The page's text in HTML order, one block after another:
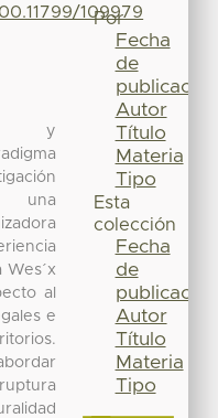
109979
y
una
al
e
Por
Fecha
de
publicación
Autor
Título
Materia
Tipo
Esta
colección
Fecha
de
publicación
Autor
Título
Materia
Tipo